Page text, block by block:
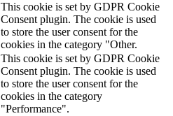
This cookie is set by GDPR Cookie
Consent plugin. The cookie is used
to store the user consent for the
cookies in the category "Other.
This cookie is set by GDPR Cookie
Consent plugin. The cookie is used
to store the user consent for the
cookies in the category
"Performance".